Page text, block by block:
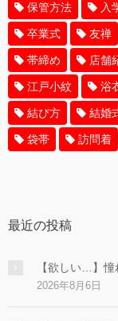
保管方法 入
卒業式 友禅
帯締め 店舗
江戸小紋 浴
結び方 結婚
袋帯 訪問着
最近の投稿
【欲しい…】
2026年8月6日